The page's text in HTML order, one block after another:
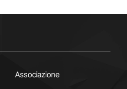
Associazione